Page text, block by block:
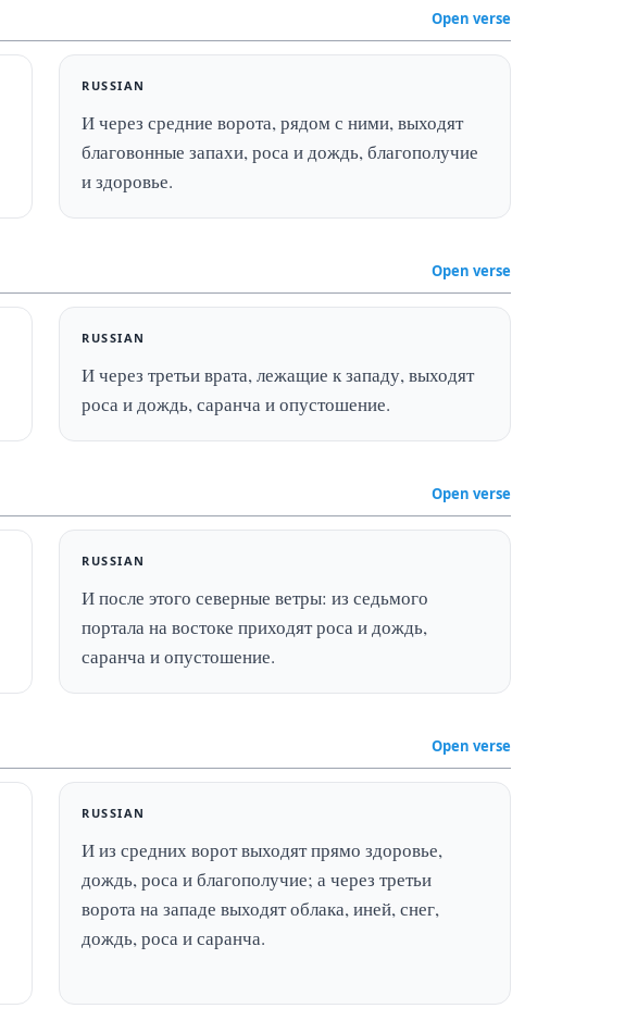
Open verse
RUSSIAN
И через средние ворота, рядом с ними, выходят
благовонные запахи, роса и дождь, благополучие
и здоровье.
Open verse
RUSSIAN
И через третьи врата, лежащие к западу, выходят
роса и дождь, саранча и опустошение.
Open verse
RUSSIAN
И после этого северные ветры: из седьмого
портала на востоке приходят роса и дождь,
саранча и опустошение.
Open verse
RUSSIAN
И из средних ворот выходят прямо здоровье,
дождь, роса и благополучие; а через третьи
ворота на западе выходят облака, иней, снег,
дождь, роса и саранча.